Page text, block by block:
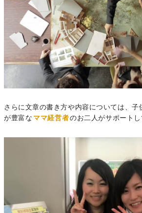
さらに文章の書き方や内容については、子
が豊富な ママ経営者のお二人がサポートし